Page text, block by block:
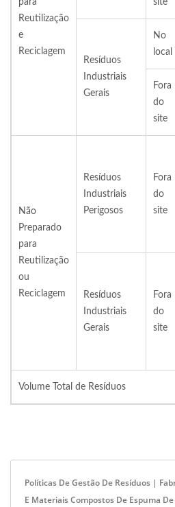
para
Reutilização
e
Reciclagem
site
Resíduos
Industriais
Gerais
No
local
Fora
do
site
Não
Preparado
para
Reutilização
ou
Reciclagem
Resíduos
Industriais
Perigosos
Fora
do
site
Resíduos
Industriais
Gerais
Fora
do
site
Volume Total de Resíduos
Políticas De Gestão De Resíduos |
E Materiais Compostos De Espuma